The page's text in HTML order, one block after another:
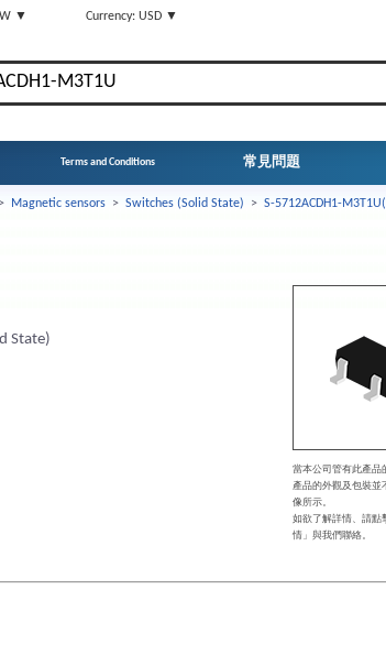
▼ Currency: USD ▼
Terms and Conditions 常見問題
Magnetic sensors > Switches (Solid State) > S-5712ACDH1-
State)
當本公司管有此產品
產品的外觀及包裝並
像所示。
如欲了解詳情、請點
情」與我們聯絡。